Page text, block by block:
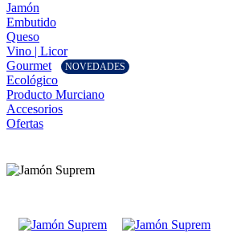
Jamón
Embutido
Queso
Vino | Licor
Gourmet
NOVEDADES
Ecológico
Producto Murciano
Accesorios
Ofertas